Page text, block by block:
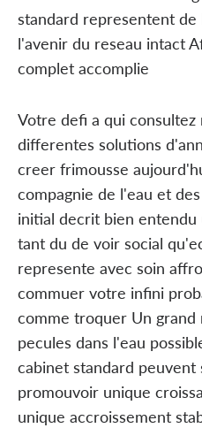
standard representent
l'avenir du reseau intact
complet accomplie
Votre defi a qui
differentes solutions
creer frimousse
compagnie de l'eau et
initial decrit bien
tant du de voir social
represente avec soin
commuer votre infini
comme troquer Un
pecules dans l'eau
cabinet standard
promouvoir unique
unique accroissement